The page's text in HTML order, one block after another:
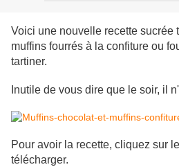
Voici une nouvelle recette sucrée
muffins fourrés à la confiture ou
tartiner.
Inutile de vous dire que le soir, il
Pour avoir la recette, cliquez sur
télécharger.